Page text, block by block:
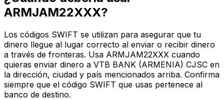
ARMJAM22XXX?
Los códigos SWIFT se utilizan para asegurar que tu
dinero llegue al lugar correcto al enviar o recibir dinero
a través de fronteras. Usa ARMJAM22XXX cuando
quieras enviar dinero a VTB BANK (ARMENIA) CJSC en
la dirección, ciudad y país mencionados arriba. Confirma
siempre que el código SWIFT que usas pertenece al
banco de destino.